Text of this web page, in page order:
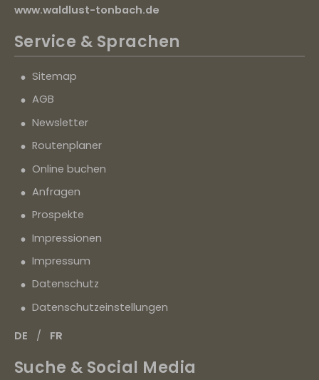
www.waldlust-tonbach.de
Service & Sprachen
Sitemap
AGB
Newsletter
Routenplaner
Online buchen
Anfragen
Prospekte
Impressionen
Impressum
Datenschutz
Datenschutz­einstellungen
DE FR
Suche & Social Media